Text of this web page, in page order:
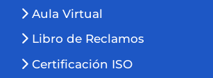
Aula Virtual
Libro de Reclamos
Certificación ISO